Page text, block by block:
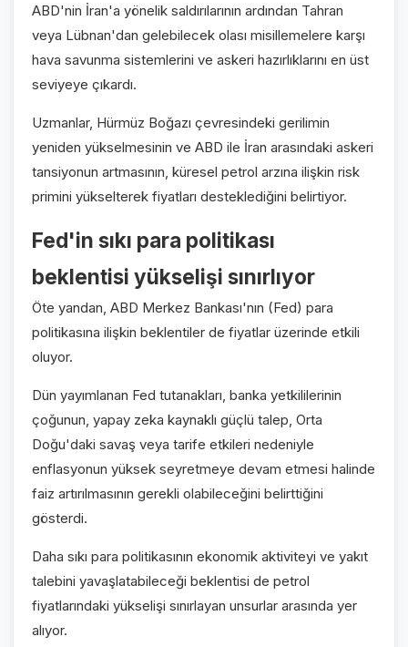
ABD'nin İran'a yönelik saldırılarının ardından Tahran
veya Lübnan'dan gelebilecek olası misillemelere karşı
hava savunma sistemlerini ve askeri hazırlıklarını en üst
seviyeye çıkardı.
Uzmanlar, Hürmüz Boğazı çevresindeki gerilimin
yeniden yükselmesinin ve ABD ile İran arasındaki askeri
tansiyonun artmasının, küresel petrol arzına ilişkin risk
primini yükselterek fiyatları desteklediğini belirtiyor.
Fed'in sıkı para politikası
beklentisi yükselişi sınırlıyor
Öte yandan, ABD Merkez Bankası'nın (Fed) para
politikasına ilişkin beklentiler de fiyatlar üzerinde etkili
oluyor.
Dün yayımlanan Fed tutanakları, banka yetkililerinin
çoğunun, yapay zeka kaynaklı güçlü talep, Orta
Doğu'daki savaş veya tarife etkileri nedeniyle
enflasyonun yüksek seyretmeye devam etmesi halinde
faiz artırılmasının gerekli olabileceğini belirttiğini
gösterdi.
Daha sıkı para politikasının ekonomik aktiviteyi ve yakıt
talebini yavaşlatabileceği beklentisi de petrol
fiyatlarındaki yükselişi sınırlayan unsurlar arasında yer
alıyor.